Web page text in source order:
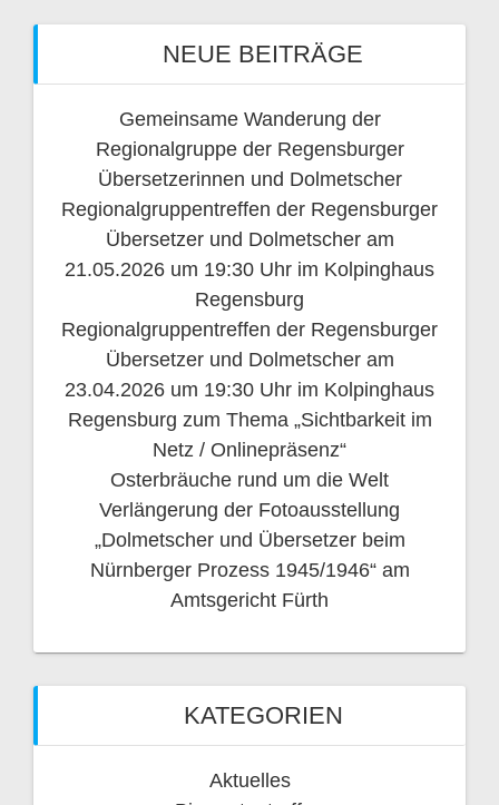
NEUE BEITRÄGE
Gemeinsame Wanderung der
Regionalgruppe der Regensburger
Übersetzerinnen und Dolmetscher
Regionalgruppentreffen der Regensburger
Übersetzer und Dolmetscher am
21.05.2026 um 19:30 Uhr im Kolpinghaus
Regensburg
Regionalgruppentreffen der Regensburger
Übersetzer und Dolmetscher am
23.04.2026 um 19:30 Uhr im Kolpinghaus
Regensburg zum Thema „Sichtbarkeit im
Netz / Onlinepräsenz“
Osterbräuche rund um die Welt
Verlängerung der Fotoausstellung
„Dolmetscher und Übersetzer beim
Nürnberger Prozess 1945/1946“ am
Amtsgericht Fürth
KATEGORIEN
Aktuelles